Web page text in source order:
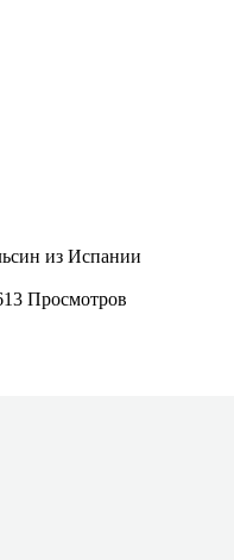
из Испании
Просмотров